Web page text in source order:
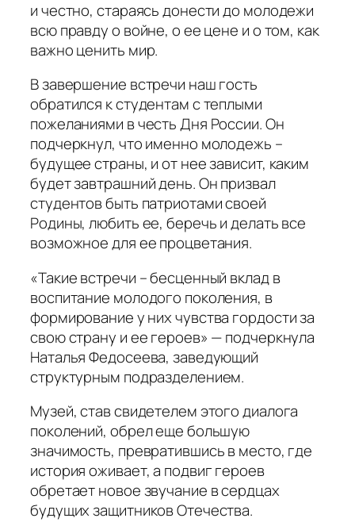
и честно, стараясь донести до молодежи
всю правду о войне, о ее цене и о том, как
важно ценить мир.
В завершение встречи наш гость
обратился к студентам с теплыми
пожеланиями в честь Дня России. Он
подчеркнул, что именно молодежь –
будущее страны, и от нее зависит, каким
будет завтрашний день. Он призвал
студентов быть патриотами своей
Родины, любить ее, беречь и делать все
возможное для ее процветания.
«Такие встречи – бесценный вклад в
воспитание молодого поколения, в
формирование у них чувства гордости за
свою страну и ее героев» — подчеркнула
Наталья Федосеева, заведующий
структурным подразделением.
Музей, став свидетелем этого диалога
поколений, обрел еще большую
значимость, превратившись в место, где
история оживает, а подвиг героев
обретает новое звучание в сердцах
будущих защитников Отечества.